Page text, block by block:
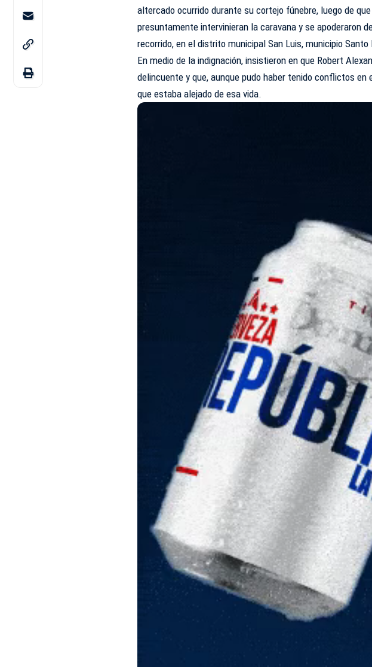
altercado ocurrido durante su cortejo fúnebre, luego de
presuntamente intervinieran la caravana y se apoderaron
recorrido, en el distrito municipal San Luis, municipio Santo
En medio de la indignación, insistieron en que Robert
delincuente y que, aunque pudo haber tenido conflictos
que estaba alejado de esa vida.